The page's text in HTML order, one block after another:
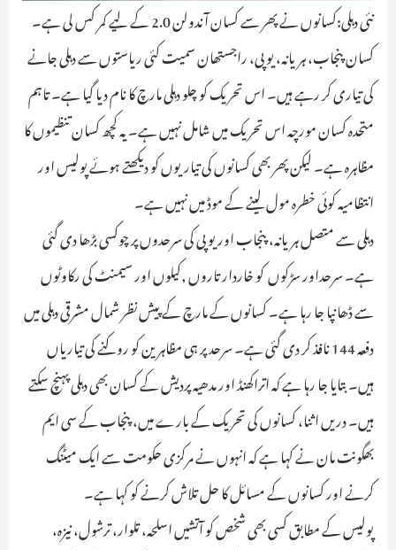
نئی دہلی:کسانوں نے پھر سے کسان آندولن 2.0 کے لیے کمر کس لی ہے۔
کسان پنجاب، ہریانہ، یوپی، راجستھان سمیت کئی ریاستوں سے دہلی جانے
کی تیاری کر رہے ہیں۔ اس تحریک کو چلو دہلی مارچ کا نام دیا گیا ہے۔ تاہم
متحدہ کسان مورچہ اس تحریک میں شامل نہیں ہے۔ یہ کچھ کسان تنظیموں کا
مظاہرہ ہے۔ لیکن پھر بھی کسانوں کی تیاریوں کو دیکھتے ہوئے پولیس اور
انتظامیہ کوئی خطرہ مول لینے کے موڈ میں نہیں ہے۔
دہلی سے متصل ہریانہ، پنجاب اور یوپی کی سرحدوں پر چوکسی بڑھا دی گئی
ہے۔ سرحداور سڑکوں کو خاردار تاروں ,کیلوں اور سیمنٹ کی رکاوٹوں
سے ڈھانپا جا رہا ہے۔ کسانوں کے مارچ کے پیش نظر شمال مشرقی دہلی میں
دفعہ 144 نافذ کر دی گئی ہے۔ سرحد پر ہی مظاہرین کو روکنے کی تیاریاں
ہیں۔ بتایا جا رہا ہے کہ اتراکھنڈ اور مدھیہ پردیش کے کسان بھی دہلی پہنچ سکتے
ہیں۔ دریں اثنا، کسانوں کی تحریک کے بارے میں، پنجاب کے سی ایم
بھگونت مان نے کہا ہے کہ انہوں نے مرکزی حکومت سے ایک میٹنگ
کرنے اور کسانوں کے مسائل کا حل تلاش کرنے کو کہا ہے۔
پولیس کے مطابق کسی بھی شخص کو آتشیں اسلحہ، تلوار، ترشول، نیزہ،